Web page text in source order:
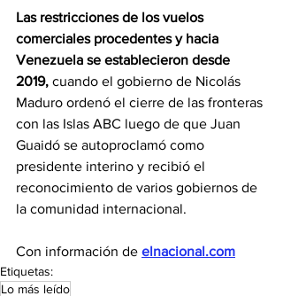
Las restricciones de los vuelos
comerciales procedentes y hacia
Venezuela se establecieron desde
2019, cuando el gobierno de Nicolás
Maduro ordenó el cierre de las fronteras
con las Islas ABC luego de que Juan
Guaidó se autoproclamó como
presidente interino y recibió el
reconocimiento de varios gobiernos de
la comunidad internacional.
Con información de elnacional.com
Etiquetas:
Lo más leído